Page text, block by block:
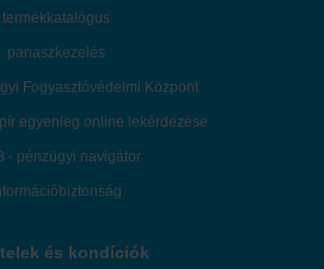
termékkatalógus
panaszkezelés
Fogyasztóvédelmi Központ
egyenleg online lekérdezése
- pénzügyi navigátor
és kondíciók